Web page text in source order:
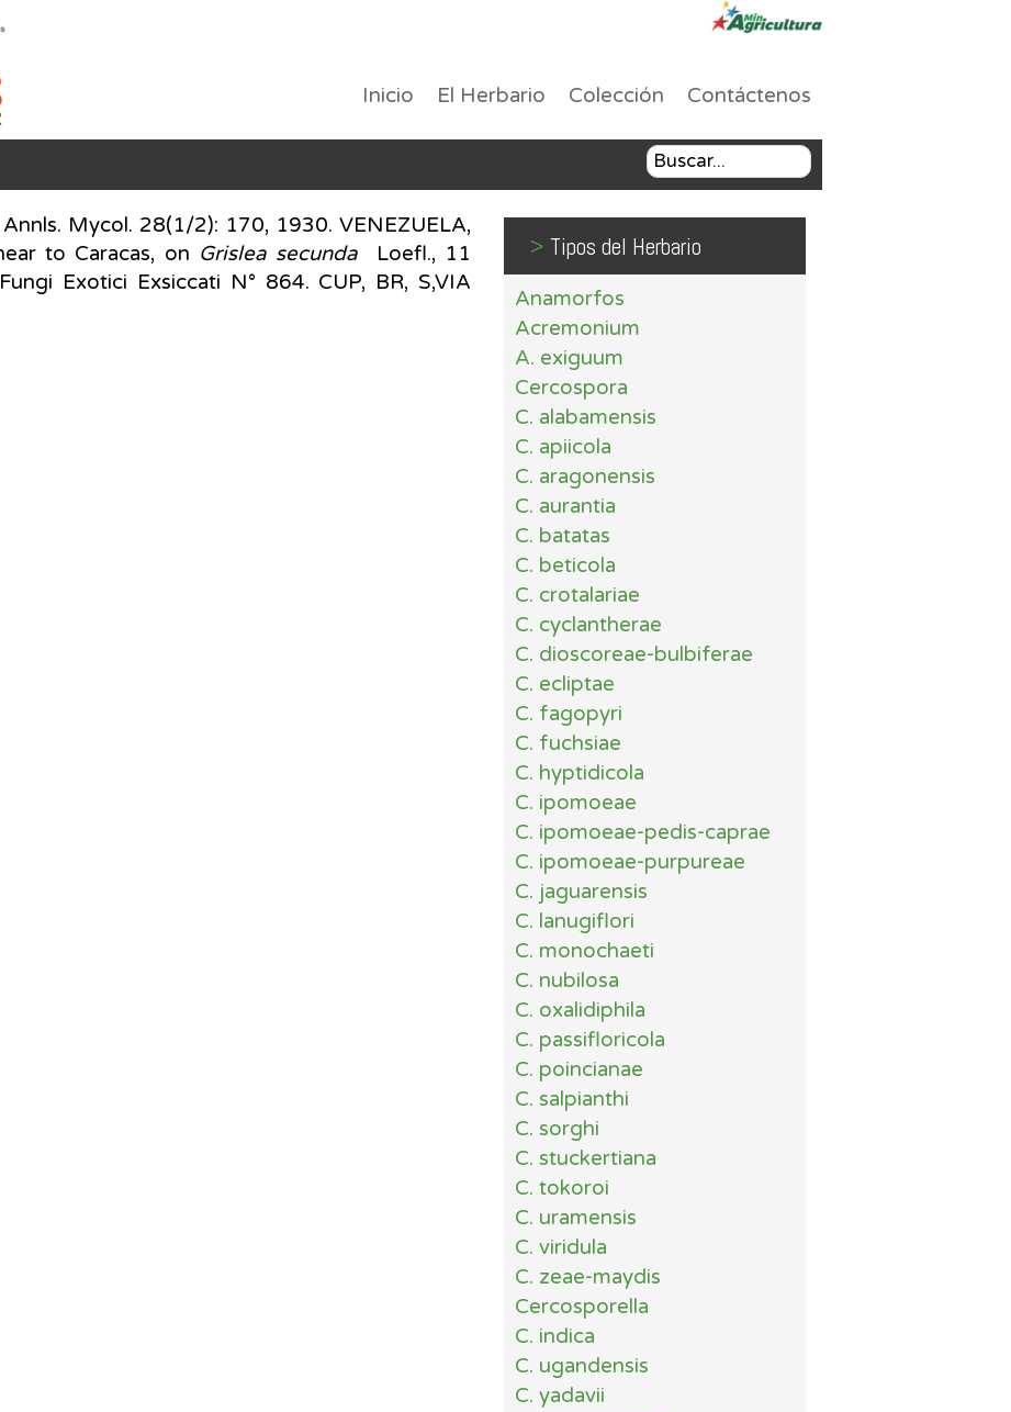
Inicio El Herbario Colección Contáctenos
Mycol. 28(1/2): 170, 1930. VENEZUELA,
to Caracas, on Grislea secunda
Loefl., 11
Exotici Exsiccati N° 864. CUP, BR, S,VIA
> Tipos del Herbario
Anamorfos
Acremonium
A. exiguum
Cercospora
C. alabamensis
C. apiicola
C. aragonensis
C. aurantia
C. batatas
C. beticola
C. crotalariae
C. cyclantherae
C. dioscoreae-bulbiferae
C. ecliptae
C. fagopyri
C. fuchsiae
C. hyptidicola
C. ipomoeae
C. ipomoeae-pedis-caprae
C. ipomoeae-purpureae
C. jaguarensis
C. lanugiflori
C. monochaeti
C. nubilosa
C. oxalidiphila
C. passifloricola
C. poincianae
C. salpianthi
C. sorghi
C. stuckertiana
C. tokoroi
C. uramensis
C. viridula
C. zeae-maydis
Cercosporella
C. indica
C. ugandensis
C. yadavii